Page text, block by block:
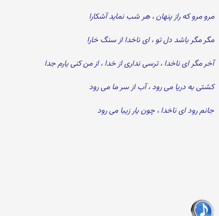
مرو مرو که راز پنهان ، هر شب نماید آشکارا
مگر مگر باشد دل تو ، ای ناخدا از سنگ خارا
آخر مگر ای ناخدا ، ترسی نداری از خدا ، از من کنی یارم جدا
کشتی به دریا می رود ، آب از سر ما می رود
جانم رود ای ناخدا ، چون یار زیبا می رود